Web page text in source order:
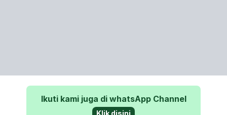
Ikuti kami juga di whatsApp Channel
Klik disini